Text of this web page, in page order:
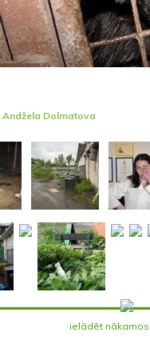
Andžela Dolmatova
ielādēt